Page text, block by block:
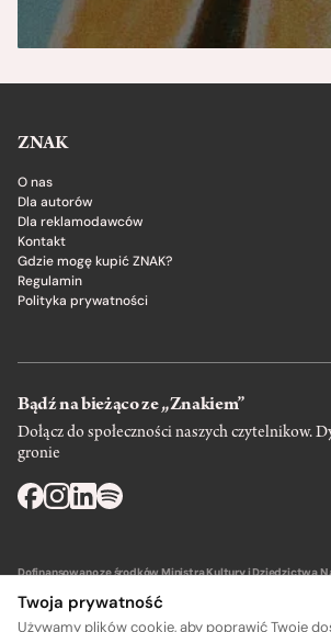
ZNAK
O nas
Dla autorów
Dla reklamodawców
Kontakt
Gdzie mogę kupić ZNAK?
Regulamin
Polityka prywatności
Bądź na bieżąco ze „Znakiem”
Dołącz do społeczności naszych czytelnikow.
gronie
Dofinansowano ze środków Ministra Kultury i Dziedzictwa
Twoja prywatność
Używamy plików cookie, aby poprawić Twoje